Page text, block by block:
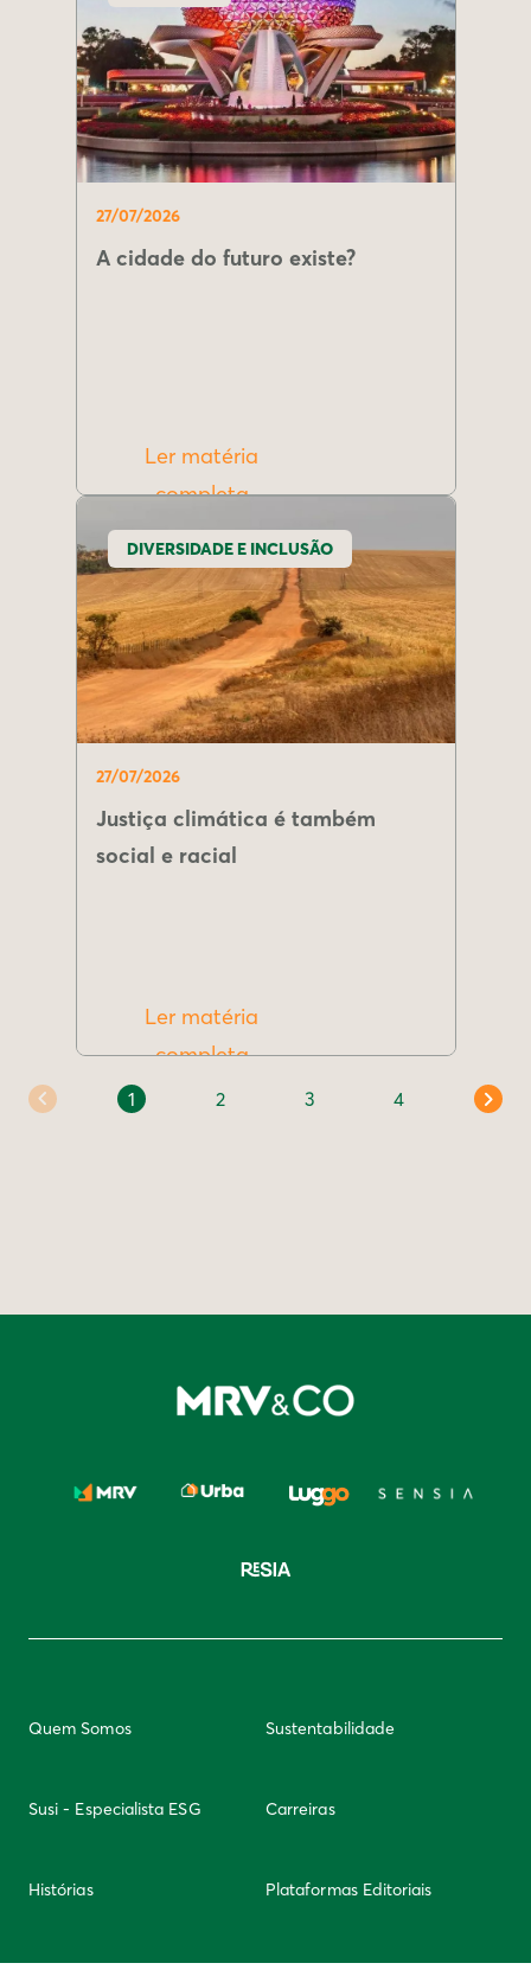
27/07/2026
A cidade do futuro existe?
Ler matéria
completa
DIVERSIDADE E INCLUSÃO
27/07/2026
Justiça climática é também
social e racial
Ler matéria
completa
1 2 3 4
Quem Somos Sustentabilidade
Susi - Especialista ESG Carreiras
Histórias Plataformas Editoriais
Newsletter Integridade